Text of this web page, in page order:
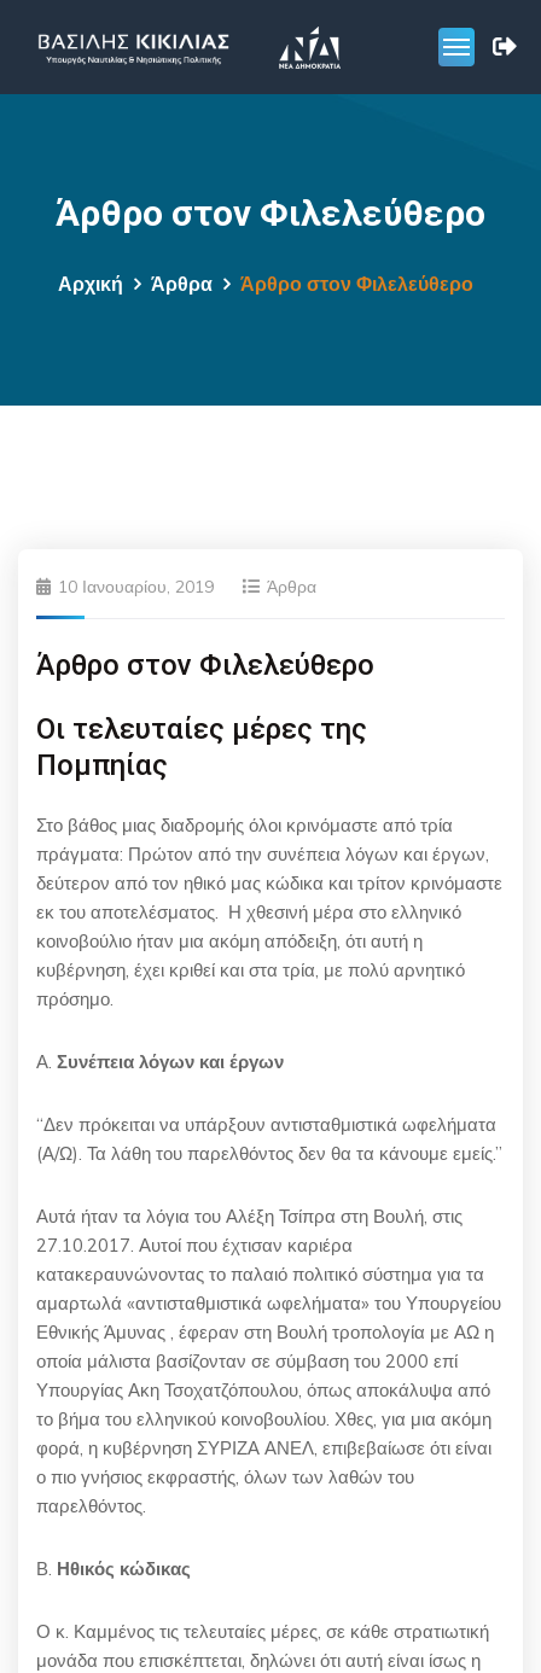
Άρθρο στον Φιλελεύθερο
Αρχική Άρθρα Άρθρο στον Φιλελεύθερο
10 Ιανουαρίου, 2019 Άρθρα
Άρθρο στον Φιλελεύθερο
Οι τελευταίες μέρες της
Πομπηίας
Στο βάθος μιας διαδρομής όλοι κρινόμαστε από τρία
πράγματα: Πρώτον από την συνέπεια λόγων και έργων,
δεύτερον από τον ηθικό μας κώδικα και τρίτον κρινόμαστε
εκ του αποτελέσματος. Η χθεσινή μέρα στο ελληνικό
κοινοβούλιο ήταν μια ακόμη απόδειξη, ότι αυτή η
κυβέρνηση, έχει κριθεί και στα τρία, με πολύ αρνητικό
πρόσημο.
Α. Συνέπεια λόγων και έργων
“Δεν πρόκειται να υπάρξουν αντισταθμιστικά ωφελήματα
(Α/Ω). Τα λάθη του παρελθόντος δεν θα τα κάνουμε εμείς.”
Αυτά ήταν τα λόγια του Αλέξη Τσίπρα στη Βουλή, στις
27.10.2017. Αυτοί που έχτισαν καριέρα
κατακεραυνώνοντας το παλαιό πολιτικό σύστημα για τα
αμαρτωλά «αντισταθμιστικά ωφελήματα» του Υπουργείου
Εθνικής Άμυνας , έφεραν στη Βουλή τροπολογία με ΑΩ η
οποία μάλιστα βασίζονταν σε σύμβαση του 2000 επί
Υπουργίας Ακη Τσοχατζόπουλου, όπως αποκάλυψα από
το βήμα του ελληνικού κοινοβουλίου. Χθες, για μια ακόμη
φορά, η κυβέρνηση ΣΥΡΙΖΑ ΑΝΕΛ, επιβεβαίωσε ότι είναι
ο πιο γνήσιος εκφραστής, όλων των λαθών του
παρελθόντος.
Β. Ηθικός κώδικας
Ο κ. Καμμένος τις τελευταίες μέρες, σε κάθε στρατιωτική
μονάδα που επισκέπτεται, δηλώνει ότι αυτή είναι ίσως η